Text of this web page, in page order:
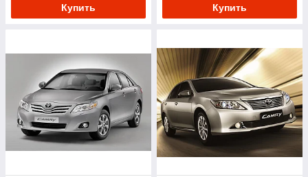
Купить Купить